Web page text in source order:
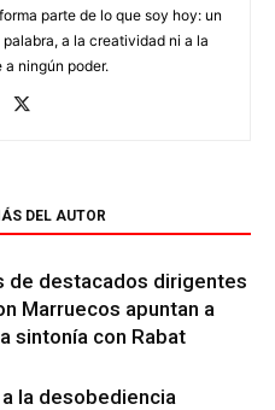
parte de lo que soy hoy: un
a la creatividad ni a la
ningún poder.
DEL AUTOR
de destacados dirigentes
Marruecos apuntan a
sintonía con Rabat
la desobediencia